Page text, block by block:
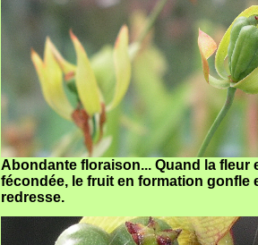
Abondante floraison... Quand la fleur
fécondée, le fruit en formation gonfle
redresse.